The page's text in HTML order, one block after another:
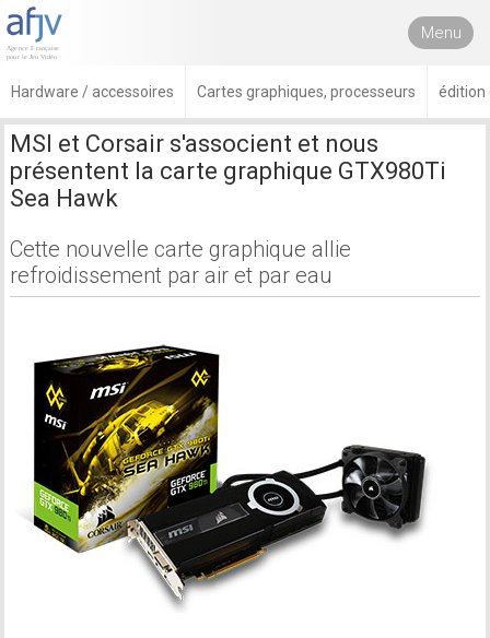
Menu
Hardware / accessoires Cartes graphiques, processeurs édition
MSI et Corsair s'associent et nous
présentent la carte graphique GTX980Ti
Sea Hawk
Cette nouvelle carte graphique allie
refroidissement par air et par eau